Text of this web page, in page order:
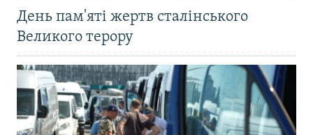
День пам'яті жертв сталінського
Великого терору